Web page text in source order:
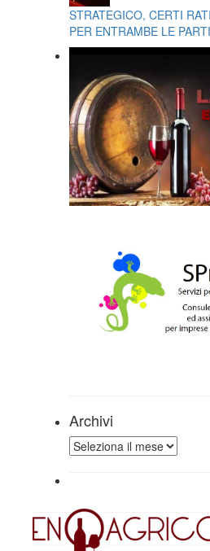
STRATEGICO, CERTI
PER ENTRAMBE LE PARTI
Archivi
Archivi